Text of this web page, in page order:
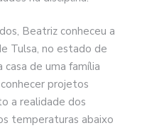
Beatriz conheceu a
Tulsa, no estado de
casa de uma família
projetos
a realidade dos
temperaturas abaixo